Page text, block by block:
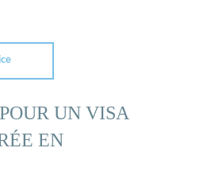
UN VISA
EN